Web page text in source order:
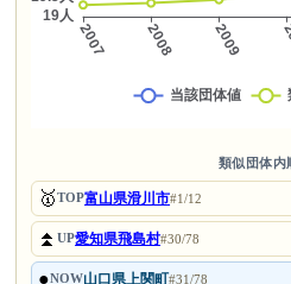
類似団体内
🥇TOP富山県滑川市#1/12
⏫UP愛知県飛島村#30/78
●NOW山口県上関町#31/78